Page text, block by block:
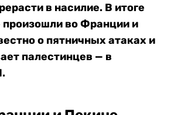
в насилие. В итоге
во Франции и
о пятничных атаках и
палестинцев — в